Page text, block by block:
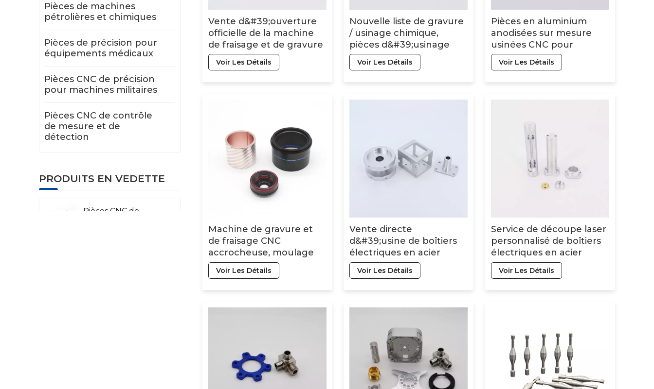
Vente d&#39;ouverture
officielle de la machine
de fraisage et de gravure
de routeur CNC de
moulage par injection
Voir Les Détails
Nouvelle liste de gravure
/ usinage chimique,
pièces d&#39;usinage
CNC en aluminium bon
marché en Chine
Voir Les Détails
Pièces en aluminium
anodisées sur mesure
usinées CNC pour
appareils
électroménagers de
Voir Les Détails
Machine de gravure et
de fraisage CNC
accrocheuse, moulage
par injection plastique
bon marché
Voir Les Détails
Vente directe
d&#39;usine de boîtiers
électriques en acier
inoxydable, pièces
d&#39;usinage CNC
Voir Les Détails
Service de découpe laser
personnalisé de boîtiers
électriques en acier
inoxydable hautement
recommandé
Voir Les Détails
Pièces de machines
pétrolières et chimiques
Pièces de précision pour
équipements médicaux
Pièces CNC de précision
pour machines militaires
Pièces CNC de contrôle
de mesure et de
détection
PRODUITS EN VEDETTE
Pièces CNC de